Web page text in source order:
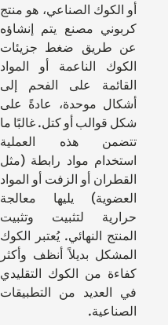
أو الكوك الصناعي، هو منتج
كربوني مصنع يتم إنشاؤه
عن طريق ضغط جزيئات
الكوك الناعمة أو المواد
القائمة على الفحم إلى
أشكال موحدة، عادةً على
شكل قوالب أو كتل. غالبًا ما
تتضمن هذه العملية
استخدام مواد رابطة (مثل
القطران أو الزفت أو المواد
العضوية) يليها معالجة
حرارية لتثبيت وتثبيت
المنتج النهائي. يُعتبر الكوك
المشكل بديلاً أنظف وأكثر
كفاءة من الكوك التقليدي
في العديد من التطبيقات
الصناعية.